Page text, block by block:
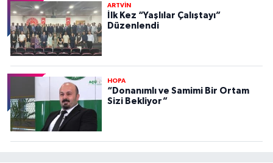
ARTVİN
İlk Kez “Yaşlılar Çalıştayı”
Düzenlendi
HOPA
“Donanımlı ve Samimi Bir Ortam
Sizi Bekliyor”